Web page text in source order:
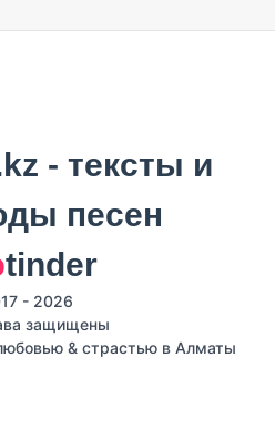
tinder
- 2026
защищены
& страстью в Алматы